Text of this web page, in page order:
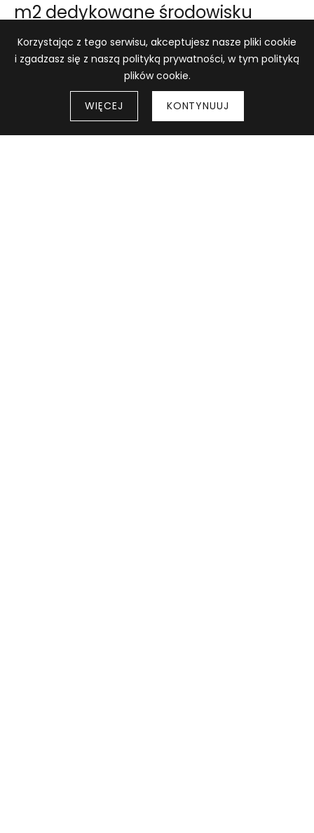
m2 dedykowane środowisku
lokalnemu i przeznaczone
do prezentacji wystaw
indywidualnych (stypendialnych,
dyplomowych) lub mniejszych
Informacja o plikach cookie
Korzystając z tego serwisu, akceptujesz nasze pliki cookie
i zgadzasz się z naszą polityką prywatności, w tym polityką
plików cookie.
WIĘCEJ KONTYNUUJ